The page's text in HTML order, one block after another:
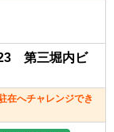
をしてきた方
業グループへの
（最新のIT技
心がある方
る業務プロセス
よる効率化・精
第三堀内ビ
在へチャレンジでき